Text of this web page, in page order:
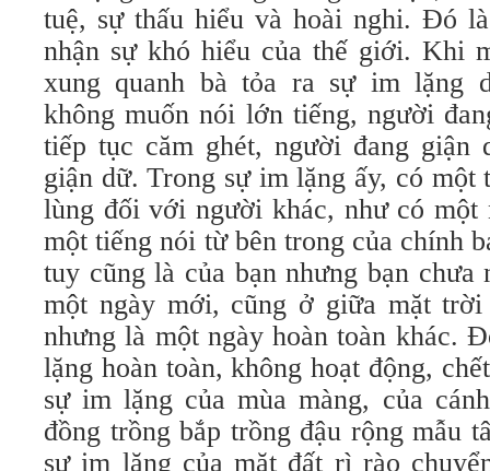
tuệ, sự thấu hiểu và hoài nghi. Đó
nhận sự khó hiểu của thế giới. Khi
xung quanh bà tỏa ra sự im lặng
không muốn nói lớn tiếng, người
tiếp tục căm ghét, người đang giận
giận dữ. Trong sự im lặng ấy, có một
lùng đối với người khác, như có một
một tiếng nói từ bên trong của chính
tuy cũng là của bạn nhưng bạn chưa
một ngày mới, cũng ở giữa mặt
nhưng là một ngày hoàn toàn khác.
lặng hoàn toàn, không hoạt động,
sự im lặng của mùa màng, của
đồng trồng bắp trồng đậu rộng mẫu
sự im lặng của mặt đất rì rào